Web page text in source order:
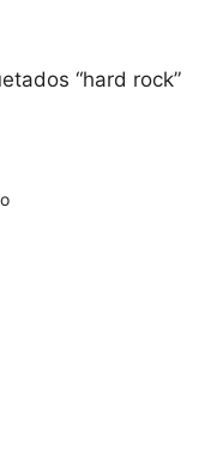
“hard rock”